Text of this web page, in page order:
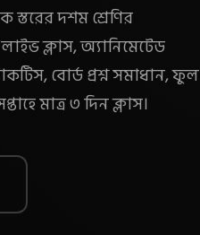
দশম শ্রেণির
ক্লাস, অ্যানিমেটেড
বোর্ড প্রশ্ন সমাধান, ফুল
মাত্র ৩ দিন ক্লাস।